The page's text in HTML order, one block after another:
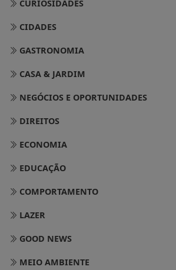
CURIOSIDADES
CIDADES
GASTRONOMIA
CASA & JARDIM
NEGÓCIOS E OPORTUNIDADES
DIREITOS
ECONOMIA
EDUCAÇÃO
COMPORTAMENTO
LAZER
GOOD NEWS
MEIO AMBIENTE